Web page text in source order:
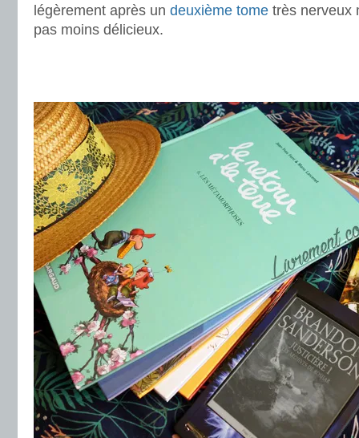
légèrement après un deuxième tome très nerveux
pas moins délicieux.